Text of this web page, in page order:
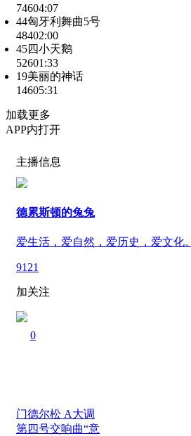
74604:07
44匈牙利舞曲5号
48402:00
45四小天鹅
52601:33
19美丽的神话
14605:31
加载更多
APP内打开
主播信息
德累斯顿的兔兔
爱生活，爱自然，爱历史，爱文化。
9121
加关注
0
门德尔松 A大调
第四号交响曲“意